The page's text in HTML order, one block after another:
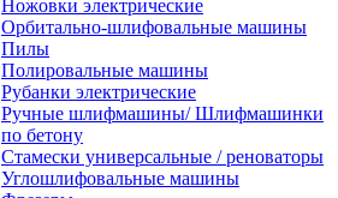
Ножовки электрические
Орбитально-шлифовальные машины
Пилы
Полировальные машины
Рубанки электрические
Ручные шлифмашины/ Шлифмашинки
по бетону
Стамески универсальные / реноваторы
Углошлифовальные машины